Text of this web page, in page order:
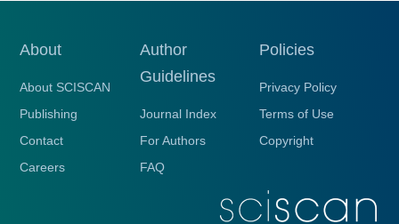
About
About SCISCAN
Publishing
Contact
Careers
Author
Guidelines
Journal Index
For Authors
FAQ
Policies
Privacy Policy
Terms of Use
Copyright